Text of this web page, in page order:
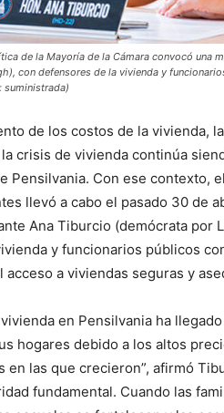
de la Mayoría de la Cámara convocó una
con defensores de la vivienda y
suministrada)
de los costos de la vivienda,
crisis de vivienda continúa
Pensilvania. Con ese contexto,
llevó a cabo el pasado 30 de
Ana Tiburcio (demócrata por
y funcionarios públicos
acceso a viviendas seguras y
en Pensilvania ha
hogares debido a los altos
en las que crecieron”, afirmó
fundamental. Cuando las